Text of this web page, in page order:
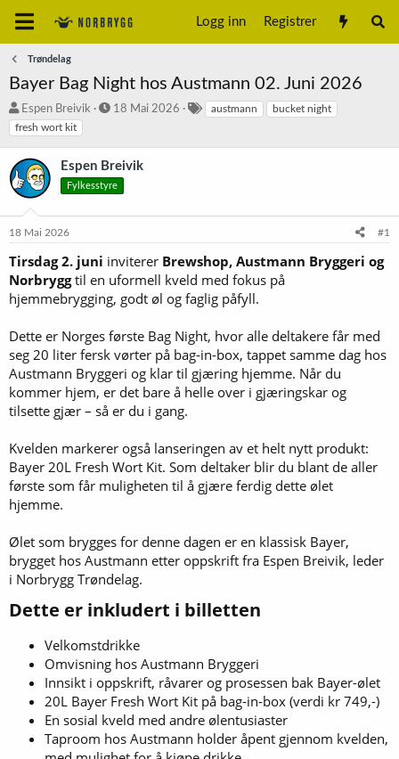
Logg inn Registrer
Trøndelag
Bayer Bag Night hos Austmann 02. Juni 2026
T
r
å
t
r
t
r
Espen Breivik
S
t
d
t
18 Mai 2026
d
austmann
bucket night
fresh wort kit
Espen Breivik
Fylkesstyre
18 Mai 2026 #1
Tirsdag 2. juni inviterer Brewshop, Austmann Bryggeri og
Norbryggtil en uformell kveld med fokus på
hjemmebrygging, godt øl og faglig påfyll.
Dette er Norges første Bag Night, hvor alle deltakere får med
seg 20 liter fersk vørter på bag-in-box, tappet samme dag hos
Austmann Bryggeri og klar til gjæring hjemme. Når du
kommer hjem, er det bare å helle over i gjæringskar og
tilsette gjær – så er du i gang.
Kvelden markerer også lanseringen av et helt nytt produkt:
Bayer 20L Fresh Wort Kit. Som deltaker blir du blant de aller
første som får muligheten til å gjære ferdig dette ølet
hjemme.
Ølet som brygges for denne dagen er en klassisk Bayer,
brygget hos Austmann etter oppskrift fra Espen Breivik, leder
i Norbrygg Trøndelag.
Dette er inkludert i billetten​
Velkomstdrikke
Omvisning hos Austmann Bryggeri
Innsikt i oppskrift, råvarer og prosessen bak Bayer-ølet
20L Bayer Fresh Wort Kit på bag-in-box (verdi kr 749,-)
En sosial kveld med andre ølentusiaster
Taproom hos Austmann holder åpent gjennom kvelden,